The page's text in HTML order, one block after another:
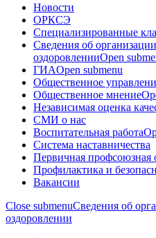
Новости
ОРКСЭ
Специализированные
Сведения об
оздоровленииOpen
ГИАOpen submenu
Общественное
Общественное мнение
Независимая оценка
СМИ о нас
Воспитательная работа
Система наставничества
Первичная профсоюзная
Профилактика и
Вакансии
Close submenuСведения об
оздоровлении